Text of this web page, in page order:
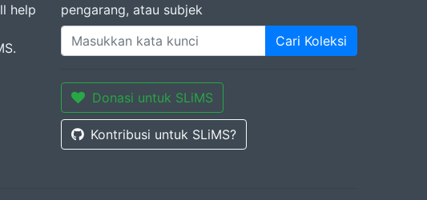
help
pengarang, atau subjek
Cari Koleksi
Donasi untuk SLiMS
Kontribusi untuk SLiMS?